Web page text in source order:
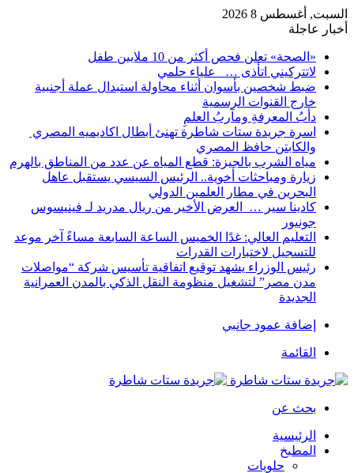
السبت, أغسطس 8 2026
أخبار عاجلة
«الصحة» تعلن فحص أكثر من 10 ملايين طفل
لاتتركيني اتأذى … علياء حلمي
ضبط شخصين بأسوان أثناء محاولة استبدال عملة أجنبية
خارج القنوات الرسمية
دأبُ المعرفةِ ومآربُ العلمِ
اسرة جريدة ستات شاطرة تهنئ أبطال اكاديميه المصري
والكابتن حافظ المصري
مياه الشرب بالجيزة: قطع المياه عن عدد من المناطق بالهرم
زيارة ومباحثات أخوية.. الرئيس السيسي يستقبل عاهل
البحرين في مطار العلمين الدولي
كادينا سير … العرض الأخير من ريال مدريد لـ فينيسوس
جونيور
التعليم العالي: غدًا الخميس الساعة السابعة مساءً آخر موعد
للتسجيل لاختبارات القدرات
رئيس الوزراء يشهد توقيع اتفاقية تأسيس شركة “مواصلات
مدن مصر” لتشغيل منظومة النقل الذكي بالمدن العمرانية
الجديدة
إضافة عمود جانبي
القائمة
بحث عن
الرئيسية
المطبخ
حلويات